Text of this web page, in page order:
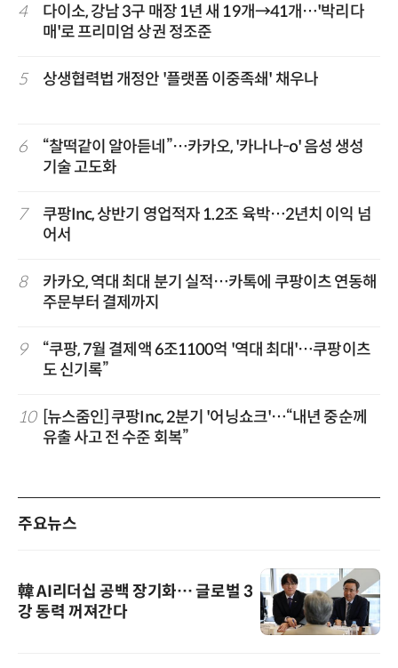
4
다이소, 강남 3구 매장 1년 새 19개→41개…'박리다
매'로 프리미엄 상권 정조준
5 상생협력법 개정안 '플랫폼 이중족쇄' 채우나
6
“찰떡같이 알아듣네”…카카오, '카나나-o' 음성 생성
기술 고도화
7
쿠팡Inc, 상반기 영업적자 1.2조 육박…2년치 이익 넘
어서
8
카카오, 역대 최대 분기 실적…카톡에 쿠팡이츠 연동해
주문부터 결제까지
9
“쿠팡, 7월 결제액 6조1100억 '역대 최대'…쿠팡이츠
도 신기록”
10 [뉴스줌인] 쿠팡Inc, 2분기 '어닝쇼크'…“내년 중순께
유출 사고 전 수준 회복”
주요뉴스
韓 AI리더십 공백 장기화… 글로벌 3
강 동력 꺼져간다